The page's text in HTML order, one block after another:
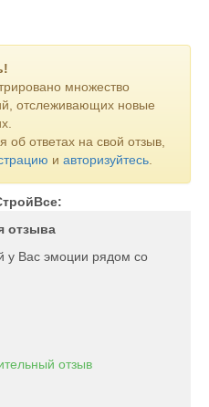
множество
отслеживающих новые
ответах на свой отзыв,
и авторизуйтесь
отзыва
у Вас эмоции рядом со
отзыв